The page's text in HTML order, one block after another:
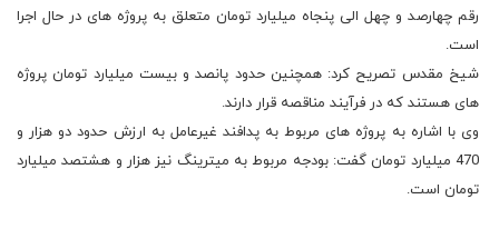
رقم چهارصد و چهل الی پنجاه میلیارد تومان متعلق به پروژه های در حال اجرا
است.
شیخ مقدس تصریح کرد: همچنین حدود پانصد و بیست میلیارد تومان پروژه
های هستند که در فرآیند مناقصه قرار دارند.
وی با اشاره به پروژه های مربوط به پدافند غیرعامل به ارزش حدود دو هزار و
470 میلیارد تومان گفت: بودجه مربوط به میترینگ نیز هزار و هشتصد میلیارد
تومان است.